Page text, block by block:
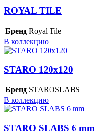
ROYAL TILE
Бренд Royal Tile
В коллекцию
STARO 120x120
Бренд STAROSLABS
В коллекцию
STARO SLABS 6 mm